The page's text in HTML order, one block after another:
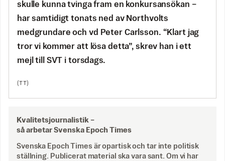
skulle kunna tvinga fram en konkursansökan –
har samtidigt tonats ned av Northvolts
medgrundare och vd Peter Carlsson. “Klart jag
tror vi kommer att lösa detta”, skrev han i ett
mejl till SVT i torsdags.
(TT)
Kvalitetsjournalistik –
så arbetar Svenska Epoch Times
Svenska Epoch Times är opartisk och tar inte politisk
ställning. Publicerat material ska vara sant. Om vi har